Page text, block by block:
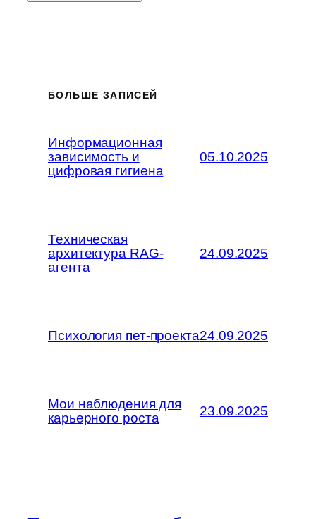
БОЛЬШЕ ЗАПИСЕЙ
Информационная
зависимость и
цифровая гигиена
05.10.2025
Техническая
архитектура RAG-
агента
24.09.2025
Психология пет-проекта24.09.2025
Мои наблюдения для
карьерного роста
23.09.2025